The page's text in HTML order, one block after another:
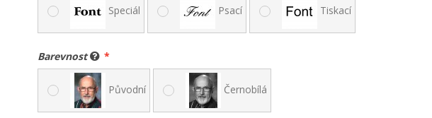
Speciál Psací Tiskací
Barevnost
Původní Černobílá